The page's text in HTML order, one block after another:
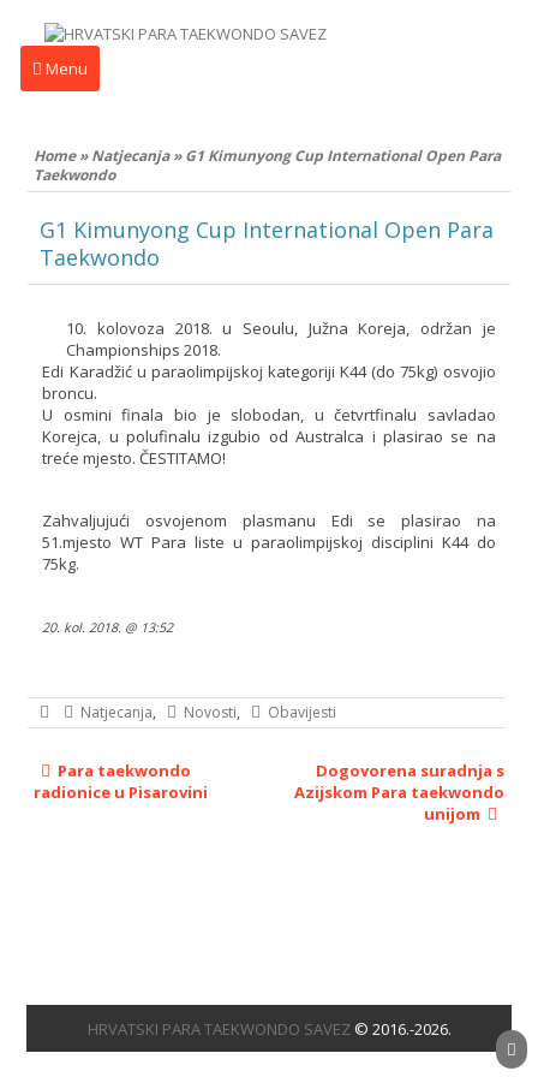
Menu
Home»Natjecanja»G1 Kimunyong Cup International Open Para
Taekwondo
G1 Kimunyong Cup International Open Para
Taekwondo
10. kolovoza 2018. u Seoulu, Južna Koreja, održan je
Championships 2018.
Edi Karadžić u paraolimpijskoj kategoriji K44 (do 75kg) osvojio
broncu.
U osmini finala bio je slobodan, u četvrtfinalu savladao
Korejca, u polufinalu izgubio od Australca i plasirao se na
treće mjesto. ČESTITAMO!
Zahvaljujući osvojenom plasmanu Edi se plasirao na
51.mjesto WT Para liste u paraolimpijskoj disciplini K44 do
75kg.
20. kol. 2018. @ 13:52
Natjecanja, Novosti, Obavijesti
Para taekwondo
radionice u Pisarovini
Dogovorena suradnja s
Azijskom Para taekwondo
unijom
HRVATSKI PARA TAEKWONDO SAVEZ© 2016.-2026.